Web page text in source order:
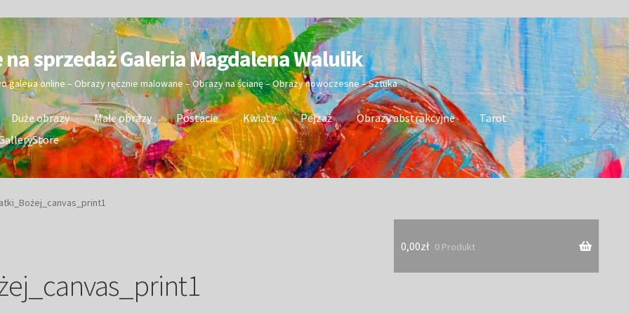
sprzedaż Galeria Magdalena Walulik
galeria online – Obrazy ręcznie malowane – Obrazy na ścianę – Obrazy nowoczesne – Sztuka
Duże obrazy Małe obrazy Postacie Kwiaty Pejzaż Obrazy abstrakcyjne
Tarot
0,00zł 0 Produkt